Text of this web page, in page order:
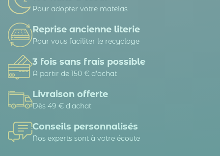
Pour adopter votre matelas
Reprise ancienne literie
Pour vous faciliter le recyclage
3 fois sans frais possible
A partir de 150 € d’achat
Livraison offerte
Dès 49 € d'achat
Conseils personnalisés
Nos experts sont à votre écoute